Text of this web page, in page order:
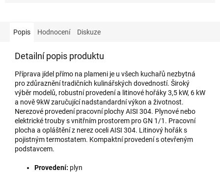
Popis Hodnocení Diskuze
Detailní popis produktu
Příprava jídel přímo na plameni je u všech kuchařů nezbytná
pro zdůraznění tradičních kulinářských dovedností. Široký
výběr modelů, robustní provedení a litinové hořáky 3,5 kW, 6 kW
a nově 9kW zaručující nadstandardní výkon a životnost.
Nerezové provedení pracovní plochy AISI 304. Plynové nebo
elektrické trouby s vnitřním prostorem pro GN 1/1. Pracovní
plocha a opláštění z nerez oceli AISI 304. Litinový hořák s
pojistným termostatem. Kompaktní provedení s otevřeným
podstavcem.
Provedení: plyn